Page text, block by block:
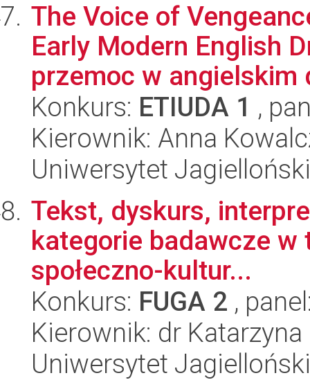
The Voice of
Early Modern English
przemoc w angielskim
Konkurs: ETIUDA 1 ,
Kierownik: Anna
Uniwersytet
Tekst, dyskurs,
kategorie badawcze
społeczno-kultur...
Konkurs: FUGA 2 ,
Kierownik: dr
Uniwersytet